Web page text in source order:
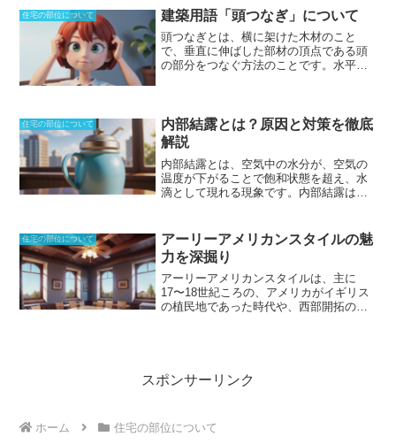
括前払方式のデメリットは、保証料を全
額まとめて支払う必要があるため、まと
まった資金が必要になる点です。また、
途中で住宅ローンを借り換える場合、保
証料を改めて支払う必要がある場合があ
保証人または連帯保証人を置くのが一般
的であり、
連帯保証人とされる場合がほ
とんど です。連帯保証人は、主たる債務
者が返済不能になった際に返済義務が生
じ、催告の抗弁権及び検索の抗弁権があ
借入者本人に請求を行なうよう主張する
権利であり、検索の抗弁権とは、先に借
入者本人の財産を差し押さえるよう主張
する権利です。夫婦などが収入を合算し
て住宅ローンを借りる場合などには、収
入合算者を連帯保証人とするケースが多
住宅の部位について 建築用語「頭つなぎ」について
頭つなぎとは、横に架けた木材のこと
で、垂直に伸ばした部材の頂点である頭
の部分をつなぐ方法のことです。 水平に
とはほとんどありませんが、ばらつきを
抑えたり、通りをそろえたりすることに
も使われる
定されています。もっと構造的な意味を
高める場合には、頭つなぎではなく、梁
や頭貫（かしらぬき）といった呼ばれ方
端などで行なわれていることが多い で
す。なお、部材としての木材だけではな
く、仮設足場などでも上端をそろえるこ
とを頭つなぎと呼ぶことがあります。
住宅の部位について
内部結露とは？原因と対策を徹底
解説
内部結露とは、空気中の水分が、空気の
温度が下がることで飽和状態を超え、水
滴として現れる現象です。 内部結露は、
原因となります。また、結露は、建物の
耐久性を低下させる原因にもなります。
内部結露が発生するしくみは、以下のと
おりです。1. 室内の空気には、水蒸気が
含まれています。2. 室内の空気が冷やさ
れると、水蒸気の含有量が多くなり、飽
湿気をコントロールすることが重要で
す。室内の湿気をコントロールするに
室内に干さない。* お風呂や調理の際は、
住宅の部位について
アーリーアメリカンスタイルの魅
力を深掘り
アーリーアメリカンスタイルは、主に
17〜18世紀ころの、アメリカがイギリス
の植民地であった時代や、西部開拓の時
代が由来となっていることから、別名コ
ロニアル様式とも呼ばれます。この
様式と、アメリカ独自の生活様式が融合
スポンサーリンク
ホーム 住宅の部位について